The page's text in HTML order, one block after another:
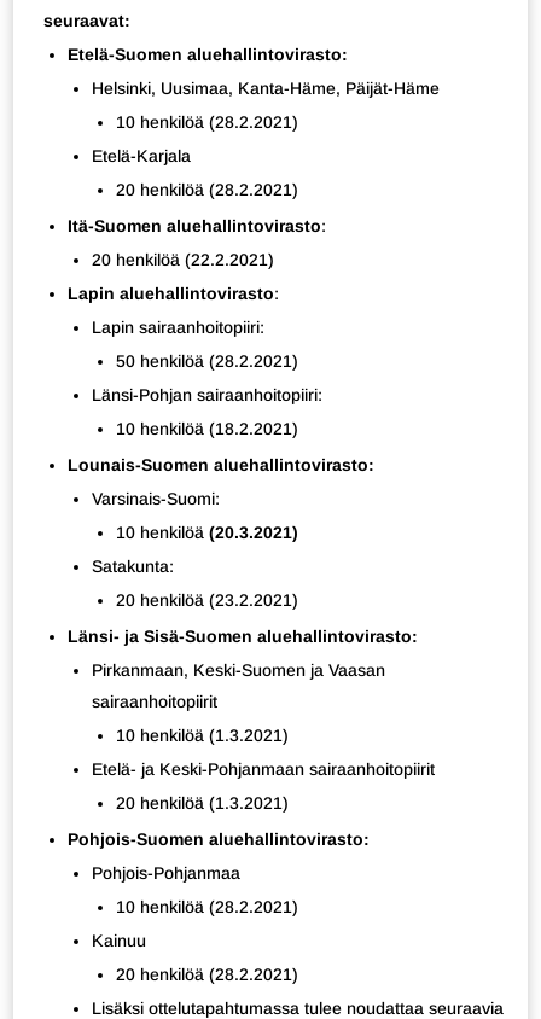
seuraavat:
Etelä-Suomen aluehallintovirasto:
Helsinki, Uusimaa, Kanta-Häme, Päijät-Häme
10 henkilöä (28.2.2021)
Etelä-Karjala
20 henkilöä (28.2.2021)
Itä-Suomen aluehallintovirasto:
20 henkilöä (22.2.2021)
Lapin aluehallintovirasto:
Lapin sairaanhoitopiiri:
50 henkilöä (28.2.2021)
Länsi-Pohjan sairaanhoitopiiri:
10 henkilöä (18.2.2021)
Lounais-Suomen aluehallintovirasto:
Varsinais-Suomi:
10 henkilöä (20.3.2021)
Satakunta:
20 henkilöä (23.2.2021)
Länsi- ja Sisä-Suomen aluehallintovirasto:
Pirkanmaan, Keski-Suomen ja Vaasan
sairaanhoitopiirit
10 henkilöä (1.3.2021)
Etelä- ja Keski-Pohjanmaan sairaanhoitopiirit
20 henkilöä (1.3.2021)
Pohjois-Suomen aluehallintovirasto:
Pohjois-Pohjanmaa
10 henkilöä (28.2.2021)
Kainuu
20 henkilöä (28.2.2021)
Lisäksi ottelutapahtumassa tulee noudattaa seuraavia